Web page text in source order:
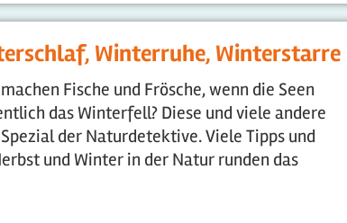
Winterruhe, Winterstarre
Fische und Frösche, wenn die Seen
das Winterfell? Diese und viele andere
der Naturdetektive. Viele Tipps und
und Winter in der Natur runden das